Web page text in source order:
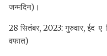
जन्मदिन)।
28 सितंबर, 2023: गुरुवार, ईद-ए-
वफात)